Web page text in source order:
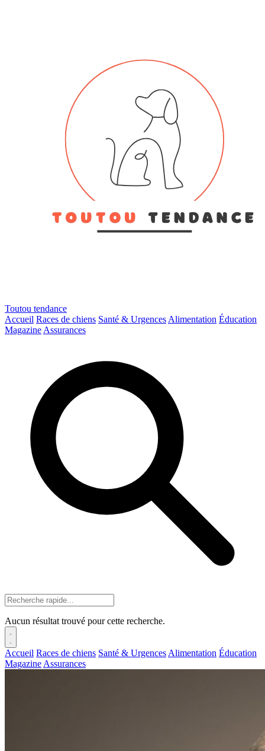
Toutou tendance
Accueil Races de chiens Santé & Urgences Alimentation Éducation
Magazine Assurances
Aucun résultat trouvé pour cette recherche.
Accueil Races de chiens Santé & Urgences Alimentation Éducation
Magazine Assurances